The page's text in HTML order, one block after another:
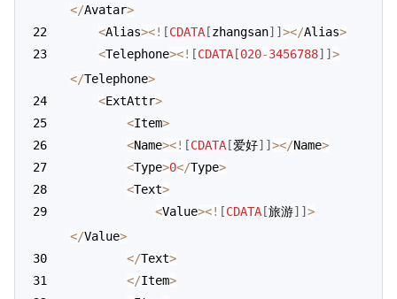
</Avatar>
<Alias><! [CDATA [zhangsan] ] ></Alias>
<Telephone><! [CDATA [020-3456788] ] >
</Telephone>
<ExtAttr>
<Item>
<Name><! [CDATA [爱好] ] ></Name>
<Type>0</Type>
<Text>
<Value><! [CDATA [旅游] ] >
</Value>
</Text>
</Item>